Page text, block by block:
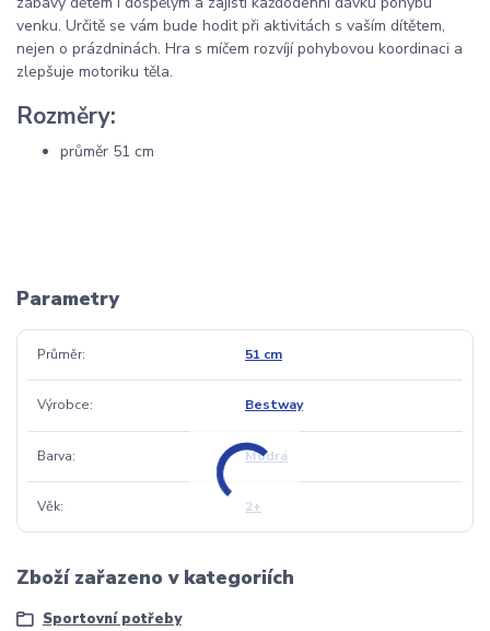
venku. Určitě se vám bude hodit při aktivitách s vaším dítětem,
nejen o prázdninách. Hra s míčem rozvíjí pohybovou koordinaci a
zlepšuje motoriku těla.
Rozměry:
průměr 51 cm
Parametry
Průměr 51 cm
Výrobce Bestway
Barva Modrá
Věk 2+
Zboží zařazeno v kategoriích
Sportovní potřeby